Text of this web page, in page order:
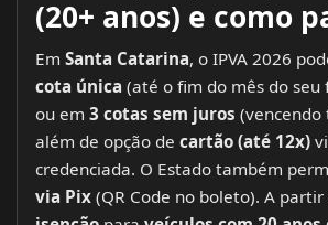
(20+ anos) e como
Em Santa Catarina, o IPVA 2026
cota única (até o fim do mês do seu
ou em 3 cotas sem juros (vencendo
além de opção de cartão (até 12x)
credenciada. O Estado também
via Pix (QR Code no boleto). A